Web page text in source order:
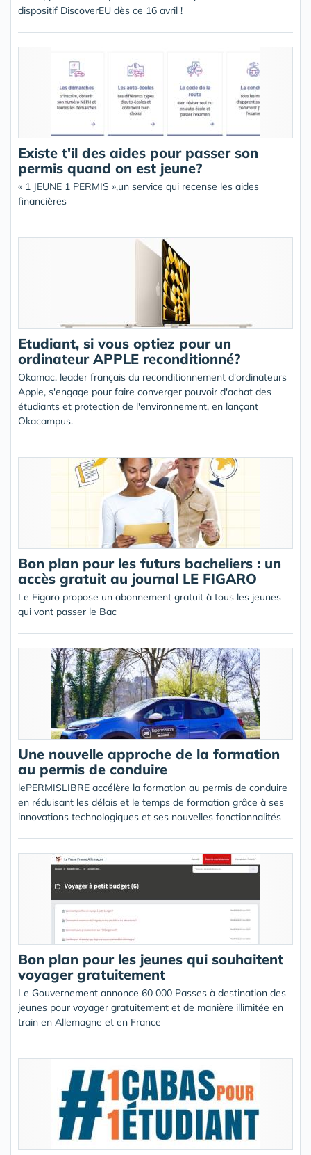
dispositif DiscoverEU dès ce 16 avril !
Existe t'il des aides pour passer son
permis quand on est jeune?
« 1 JEUNE 1 PERMIS »,un service qui recense les aides
financières
Etudiant, si vous optiez pour un
ordinateur APPLE reconditionné?
Okamac, leader français du reconditionnement d'ordinateurs
Apple, s'engage pour faire converger pouvoir d'achat des
étudiants et protection de l'environnement, en lançant
Okacampus.
Bon plan pour les futurs bacheliers : un
accès gratuit au journal LE FIGARO
Le Figaro propose un abonnement gratuit à tous les jeunes
qui vont passer le Bac
Une nouvelle approche de la formation
au permis de conduire
lePERMISLIBRE accélère la formation au permis de conduire
en réduisant les délais et le temps de formation grâce à ses
innovations technologiques et ses nouvelles fonctionnalités
Bon plan pour les jeunes qui souhaitent
voyager gratuitement
Le Gouvernement annonce 60 000 Passes à destination des
jeunes pour voyager gratuitement et de manière illimitée en
train en Allemagne et en France